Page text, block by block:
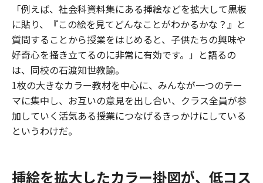
「例えば、社会科資料集にある挿絵などを拡大して黒板
に貼り、『この絵を見てどんなことがわかるかな？』と
質問することから授業をはじめると、子供たちの興味や
好奇心を掻き立てるのに非常に有効です。」と語るの
は、同校の石渡知世教諭。
1枚の大きなカラー教材を中心に、みんなが一つのテー
マに集中し、お互いの意見を出し合い、クラス全員が参
加していく活気ある授業につなげるきっかけにしている
というわけだ。
挿絵を拡大したカラー掛図が、低コス